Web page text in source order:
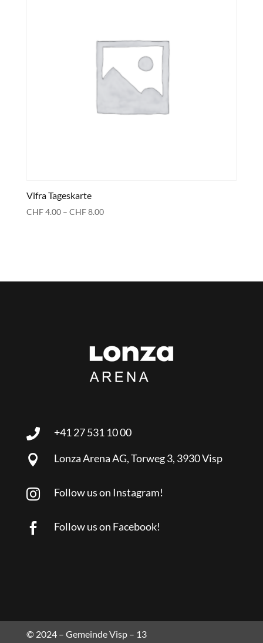
Vifra Tageskarte
CHF4.00 – CHF8.00Preisspanne:
 +41 27 531 10 00
 Lonza Arena AG, Torweg 3, 3930 Visp
 Follow us on Instagram!
 Follow us on Facebook!
© 2024 – Gemeinde Visp – 13